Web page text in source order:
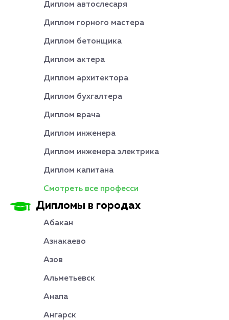
Диплом автослесаря
Диплом горного мастера
Диплом бетонщика
Диплом актера
Диплом архитектора
Диплом бухгалтера
Диплом врача
Диплом инженера
Диплом инженера электрика
Диплом капитана
Смотреть все професси
Дипломы в городах
Абакан
Азнакаево
Азов
Альметьевск
Анапа
Ангарск